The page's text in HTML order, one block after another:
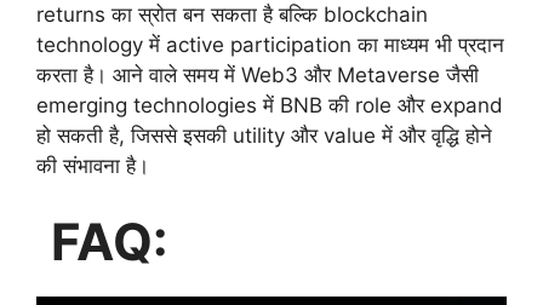
returns का स्रोत बन सकता है बल्कि blockchain
technology में active participation का माध्यम भी प्रदान
करता है। आने वाले समय में Web3 और Metaverse जैसी
emerging technologies में BNB की role और expand
हो सकती है, जिससे इसकी utility और value में और वृद्धि होने
की संभावना है।
FAQ: